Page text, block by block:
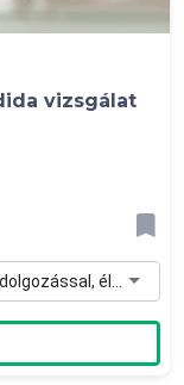
vizsgálat
Candida vizsgálat kiértékeléssel, diéta kidolgozással, életmód tanácsadással - 1 520 Ft